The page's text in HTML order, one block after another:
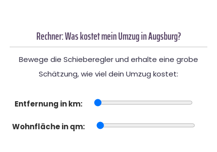
Rechner: Was kostet mein Umzug in Augsburg?
Bewege die Schieberegler und erhalte eine grobe
Schätzung, wie viel dein Umzug kostet:
Entfernung in km:
Wohnfläche in qm: